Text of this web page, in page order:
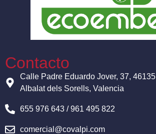
Contacto
Calle Padre Eduardo Jover, 37, 46135
Albalat dels Sorells, Valencia
655 976 643 / 961 495 822
comercial@covalpi.com